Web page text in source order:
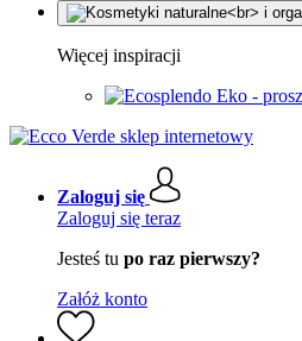
Więcej inspiracji
Eko -
Zaloguj się
Zaloguj się teraz
Jesteś tu po raz pierwszy?
Załóż konto